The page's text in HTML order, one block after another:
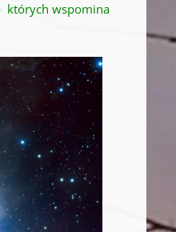
których wspomina